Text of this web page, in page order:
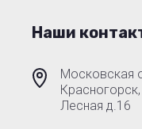
Наши
Московская
Лесная д.16